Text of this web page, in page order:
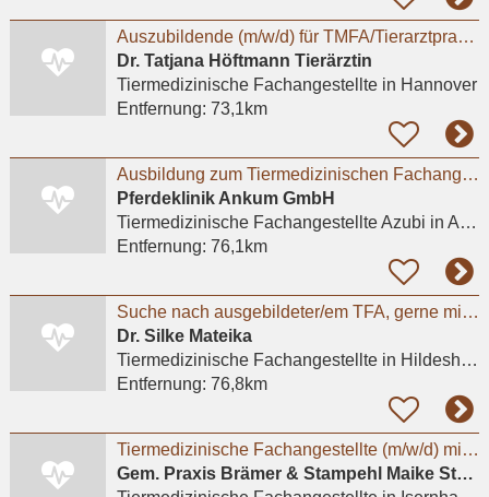
Auszubildende (m/w/d) für TMFA/Tierarztpraxis in Hannover gesucht
Dr. Tatjana Höftmann Tierärztin
Tiermedizinische Fachangestelltein Hannover
Entfernung: 73,1km
Ausbildung zum Tiermedizinischen Fachangestellten / TFA (m/w/d) 2027
Pferdeklinik Ankum GmbH
Tiermedizinische Fachangestellte Azubi in Ankum, Rüssel
Entfernung: 76,1km
Suche nach ausgebildeter/em TFA, gerne mit ZusatzqualifikationTierphysiotherapie
Dr. Silke Mateika
Tiermedizinische Fachangestelltein Hildesheim
Entfernung: 76,8km
Tiermedizinische Fachangestellte (m/w/d) mit Leidenschaft für Kleintiere gesucht
Gem. Praxis Brämer & Stampehl Maike Stampehl Tierarztpraxis